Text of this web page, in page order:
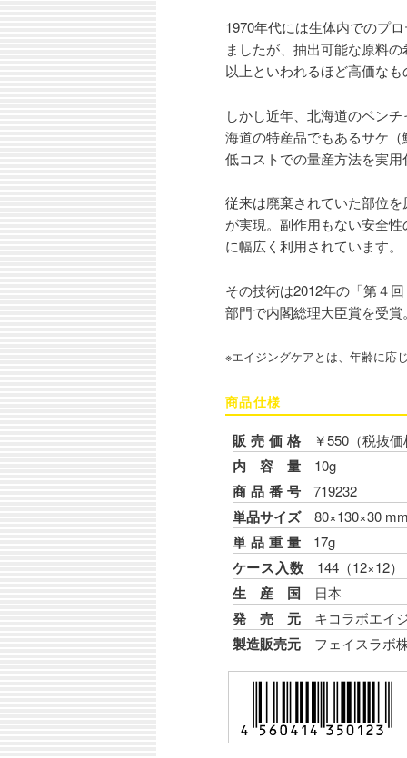
1970年代には生体内でのプ
ましたが、抽出可能な原料
以上といわれるほど高価な
しかし近年、北海道のベン
海道の特産品でもあるサケ
低コストでの量産方法を実
従来は廃棄されていた部位
が実現。副作用もない安全
に幅広く利用されています。
その技術は2012年の「第４
部門で内閣総理大臣賞を受
※エイジングケアとは、年齢に応
商品仕様
販売価格 ￥550（税抜
内容量 10g
商品番号 719232
単品サイズ80×130×30
単品重量 17g
ケース入数 144（12×12）
生産国 日本
発売元 キコラボエイ
製造販売元フェイスラボ